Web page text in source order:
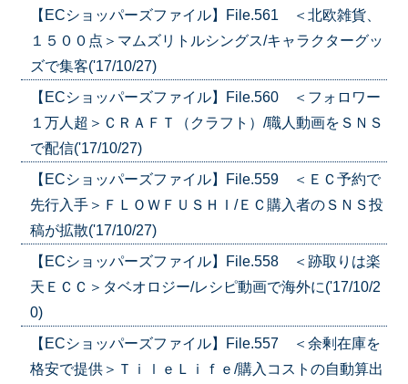
【ECショッパーズファイル】File.561 ＜北欧雑貨、
１５００点＞マムズリトルシングス/キャラクターグッ
ズで集客('17/10/27)
【ECショッパーズファイル】File.560 ＜フォロワー
１万人超＞ＣＲＡＦＴ（クラフト）/職人動画をＳＮＳ
で配信('17/10/27)
【ECショッパーズファイル】File.559 ＜ＥＣ予約で
先行入手＞ＦＬＯＷＦＵＳＨＩ/ＥＣ購入者のＳＮＳ投
稿が拡散('17/10/27)
【ECショッパーズファイル】File.558 ＜跡取りは楽
天ＥＣＣ＞タベオロジー/レシピ動画で海外に('17/10/2
0)
【ECショッパーズファイル】File.557 ＜余剰在庫を
格安で提供＞ＴｉｌｅＬｉｆｅ/購入コストの自動算出